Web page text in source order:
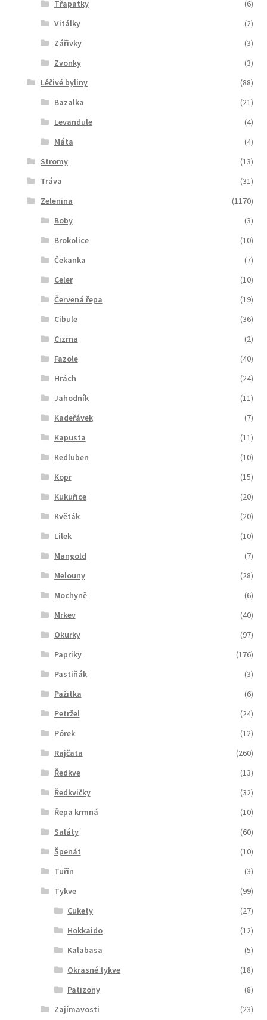
Třapatky
(6)
Vitálky
(2)
Zářivky
(3)
Zvonky
(3)
Léčivé byliny
(88)
Bazalka
(21)
Levandule
(4)
Máta
(4)
Stromy
(13)
Tráva
(31)
Zelenina
(1170)
Boby
(3)
Brokolice
(10)
Čekanka
(7)
Celer
(10)
Červená řepa
(19)
Cibule
(36)
Cizrna
(2)
Fazole
(40)
Hrách
(24)
Jahodník
(11)
Kadeřávek
(7)
Kapusta
(11)
Kedluben
(10)
Kopr
(15)
Kukuřice
(20)
Květák
(20)
Lilek
(10)
Mangold
(7)
Melouny
(28)
Mochyně
(6)
Mrkev
(40)
Okurky
(97)
Papriky
(176)
Pastiňák
(3)
Pažitka
(6)
Petržel
(24)
Pórek
(12)
Rajčata
(260)
Ředkve
(13)
Ředkvičky
(32)
Řepa krmná
(10)
Saláty
(60)
Špenát
(10)
Tuřín
(3)
Tykve
(99)
Cukety
(27)
Hokkaido
(12)
Kalabasa
(5)
Okrasné tykve
(18)
Patizony
(8)
Zajímavosti
(23)